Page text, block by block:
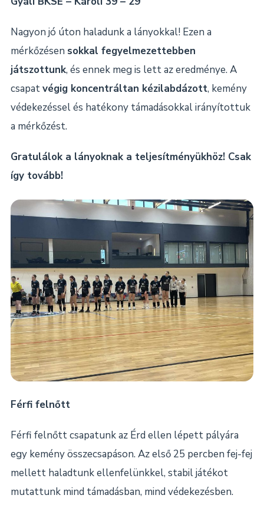
Nagyon jó úton haladunk a lányokkal! Ezen a
mérkőzésen sokkal fegyelmezettebben
játszottunk, és ennek meg is lett az eredménye. A
csapatvégig koncentráltan kézilabdázott, kemény
védekezéssel és hatékony támadásokkal irányítottuk
a mérkőzést.
Gratulálok a lányoknak a teljesítményükhöz! Csak
így tovább!
Férfi felnőtt
Férfi felnőtt csapatunk az Érd ellen lépett pályára
egy kemény összecsapáson. Az első 25 percben fej-fej
mellett haladtunk ellenfelünkkel, stabil játékot
mutattunk mind támadásban, mind védekezésben.